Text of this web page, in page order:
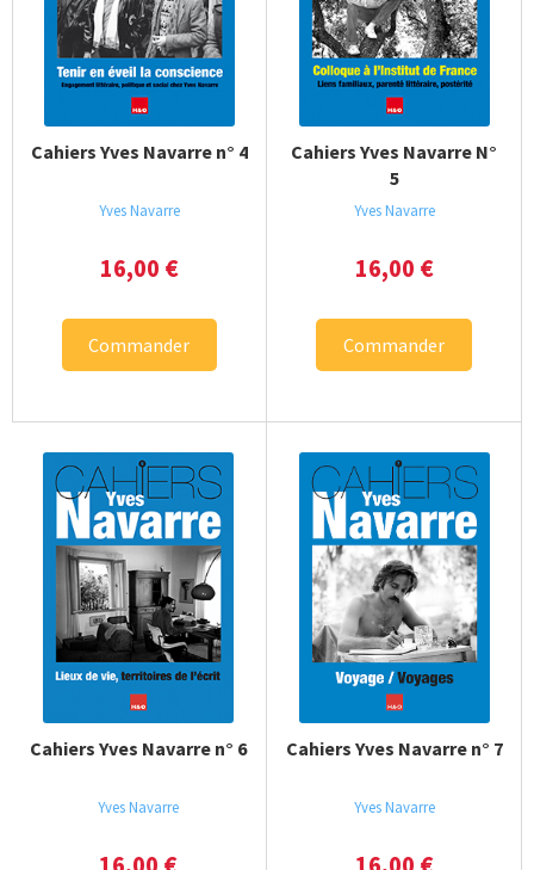
Cahiers Yves Navarre n° 4
Yves Navarre
16,00 €
Commander
Cahiers Yves Navarre N°
5
Yves Navarre
16,00 €
Commander
Cahiers Yves Navarre n° 6
Yves Navarre
Cahiers Yves Navarre n° 7
Yves Navarre